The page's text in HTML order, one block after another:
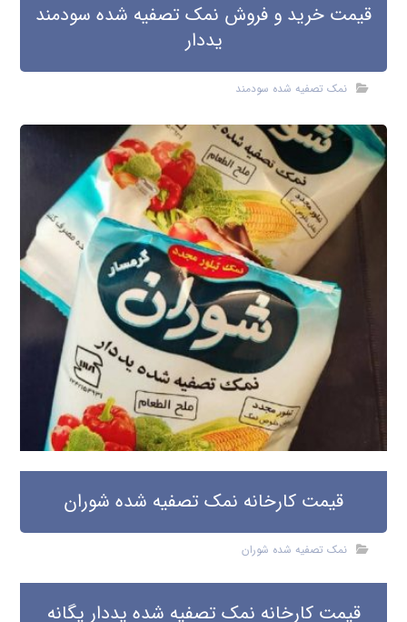
قیمت خرید و فروش نمک تصفیه شده سودمند
یددار
نمک تصفیه شده سودمند
قیمت کارخانه نمک تصفیه شده شوران
نمک تصفیه شده شوران
قیمت کارخانه نمک تصفیه شده یددار یگانه